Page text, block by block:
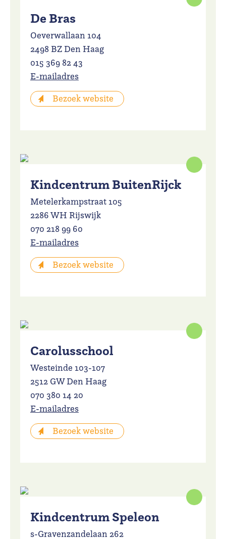
De Bras
Oeverwallaan 104
2498 BZ Den Haag
015 369 82 43
E-mailadres
Bezoek website
Kindcentrum BuitenRijck
Metelerkampstraat 105
2286 WH Rijswijk
070 218 99 60
E-mailadres
Bezoek website
Carolusschool
Westeinde 103-107
2512 GW Den Haag
070 380 14 20
E-mailadres
Bezoek website
Kindcentrum Speleon
s-Gravenzandelaan 262